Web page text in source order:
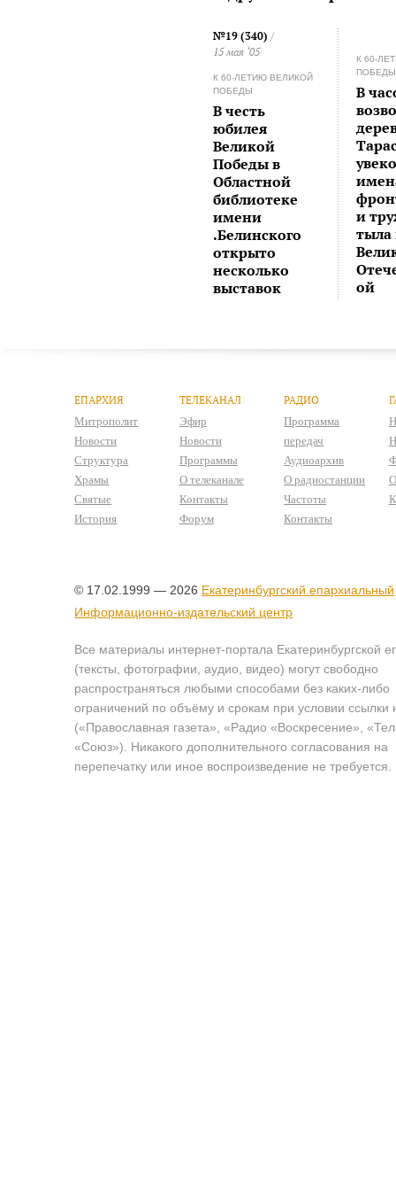
№19 (340) /
15 мая ‘05
К 60-ЛЕТИЮ ВЕЛИКОЙ
ПОБЕДЫ
В честь
юбилея
Великой
Победы в
Областной
библиотеке
имени
.Белинского
открыто
несколько
выставок
К 60-
ПОБЕДЫ
В
и
тыла
ой
ЕПАРХИЯ
Митрополит
Новости
Структура
Храмы
Святые
История
ТЕЛЕКАНАЛ
Эфир
Новости
Программы
О телеканале
Контакты
Форум
РАДИО
Программа
передач
Аудиоархив
О радиостанции
Частоты
Контакты
© 17.02.1999 — 2026 Екатеринбургский епархиальный
Информационно-издательский центр
Все материалы интернет-портала Екатеринбургской
(тексты, фотографии, аудио, видео) могут свободно
распространяться любыми способами без каких-либо
ограничений по объёму и срокам при условии ссылки
(«Православная газета», «Радио «Воскресение»,
«Союз»). Никакого дополнительного согласования на
перепечатку или иное воспроизведение не требуется.